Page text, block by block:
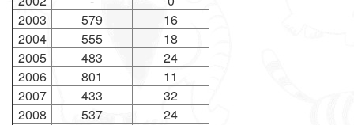
2003
579
16
2004
555
18
2005
483
24
2006
801
11
2007
433
32
2008
537
24